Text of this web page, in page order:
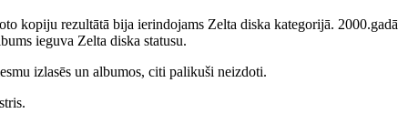
kopiju rezultātā bija ierindojams Zelta diska kategorijā. 2000.gadā
ieguva Zelta diska statusu.
izlasēs un albumos, citi palikuši neizdoti.